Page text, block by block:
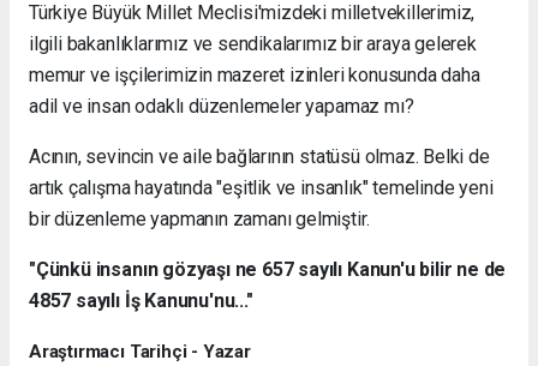
Türkiye Büyük Millet Meclisi'mizdeki milletvekillerimiz,
ilgili bakanlıklarımız ve sendikalarımız bir araya gelerek
memur ve işçilerimizin mazeret izinleri konusunda daha
adil ve insan odaklı düzenlemeler yapamaz mı?
Acının, sevincin ve aile bağlarının statüsü olmaz. Belki de
artık çalışma hayatında "eşitlik ve insanlık" temelinde yeni
bir düzenleme yapmanın zamanı gelmiştir.
"Çünkü insanın gözyaşı ne 657 sayılı Kanun'u bilir ne de
4857 sayılı İş Kanunu'nu..."
Araştırmacı Tarihçi - Yazar